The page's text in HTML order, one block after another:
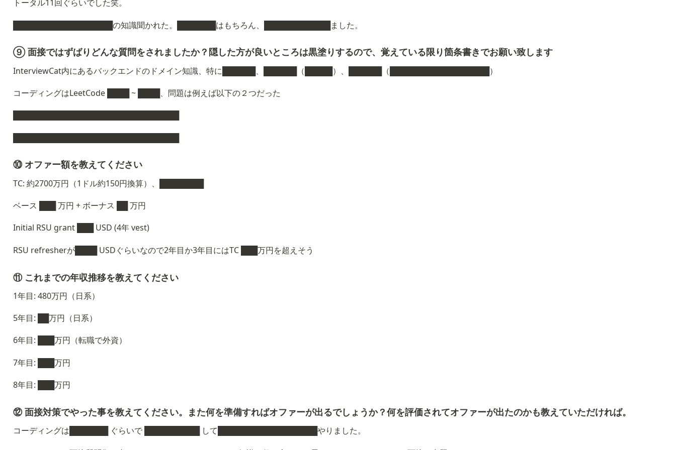
トータル11回ぐらいでした笑。
██████████████████の知識聞かれた。███████はもちろん、████████████ました。
⑨ 面接ではずばりどんな質問をされましたか？隠した方が良いところは黒塗りするので、覚えている限り箇条書きでお願い致します
InterviewCat内にあるバックエンドのドメイン知識、特に 、 （ ）、 （ ）
コーディングはLeetCode ~ ████、問題は例えば以下の２つだった
⑩ オファー額を教えてください
TC: 約2700万円（1ドル約150円換算）、████████
ベース ███ 万円 + ボーナス ██ 万円
Initial RSU grant ███ USD (4年 vest)
RSU refresherが████ USDぐらいなので2年目か3年目にはTC ███万円を超えそう
⑪ これまでの年収推移を教えてください
1年目: 480万円（日系）
5年目: ██万円（日系）
6年目: ███万円（転職で外資）
7年目: ███万円
8年目: ███万円
⑫ 面接対策でやった事を教えてください。また何を準備すればオファーが出るでしょうか？何を評価されてオファーが出たのかも教えていただければ。
コーディングは███████ ぐらいで ██████████ して██████████████████やりました。